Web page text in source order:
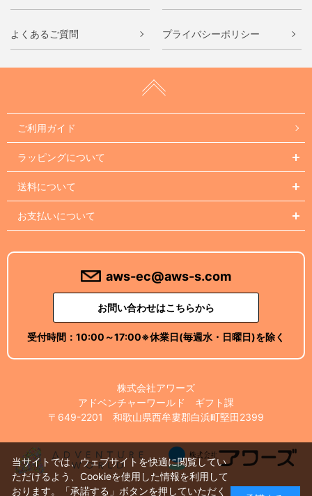
よくあるご質問 プライバシーポリシー
ご利用ガイド
ラッピングについて
送料について
お支払いについて
aws-ec@aws-s.com
お問い合わせはこちらから
受付時間： 10:00～17:00※休業日(毎週水・日曜日)を除く
株式会社アワーズ
アドベンチャーワールド ギフト課
〒649-2201 和歌山県西牟婁郡白浜町堅田2399
当サイトでは、ウェブサイトを快適に閲覧してい
ただけるよう、Cookieを使用した情報を利用して
おります。「承諾する」ボタンを押していただく